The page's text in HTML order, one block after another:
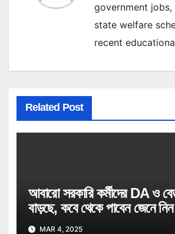
government jobs,
state welfare
recent
Related Post
আবারো সরকারি কর্মীদের DA ও
বাড়ছে, কবে থেকে পাবেন জেনে
Govt Job Employee
MAR 4, 2025